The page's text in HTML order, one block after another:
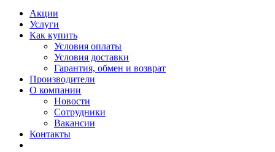
Акции
Услуги
Как купить
Условия оплаты
Условия доставки
Гарантия, обмен и возврат
Производители
О компании
Новости
Сотрудники
Вакансии
Контакты